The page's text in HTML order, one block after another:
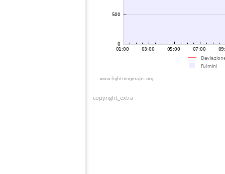
copyright_extra